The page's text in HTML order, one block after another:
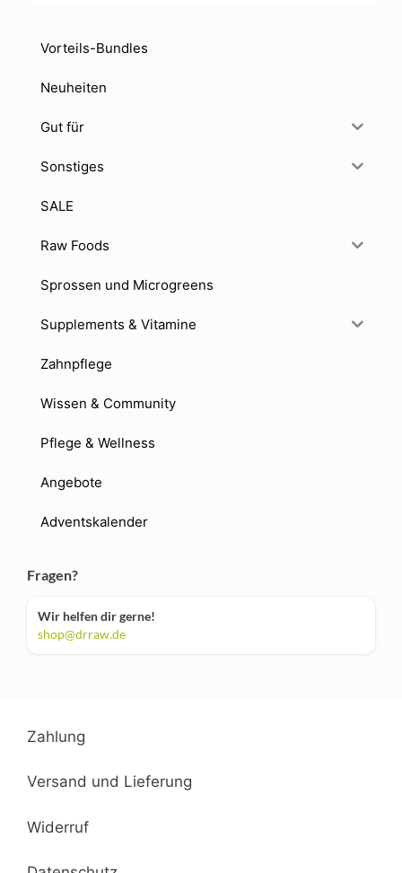
Vorteils-Bundles
Neuheiten
Gut für
Sonstiges
SALE
Raw Foods
Sprossen und Microgreens
Supplements & Vitamine
Zahnpflege
Wissen & Community
Pflege & Wellness
Angebote
Adventskalender
Fragen?
Wir helfen dir gerne!
shop@drraw.de
Zahlung
Versand und Lieferung
Widerruf